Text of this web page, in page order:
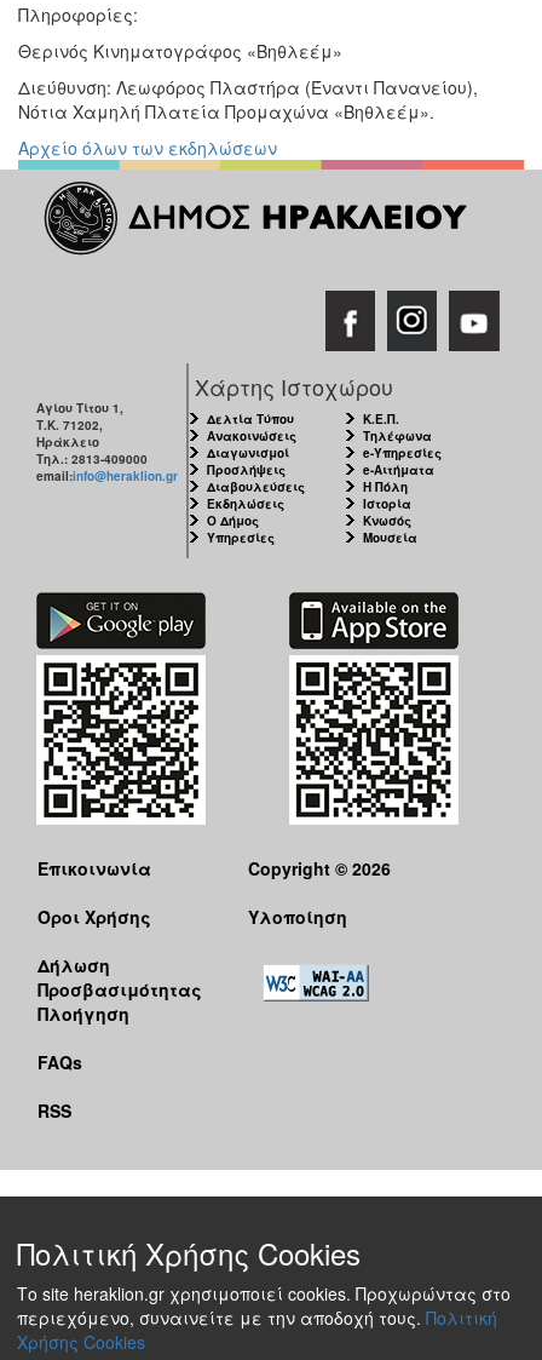
Πληροφορίες:
Θερινός Κινηματογράφος «Βηθλεέμ»
Διεύθυνση: Λεωφόρος Πλαστήρα (Έναντι Πανανείου),
Νότια Χαμηλή Πλατεία Προμαχώνα «Βηθλεέμ».
Αρχείο όλων των εκδηλώσεων
Αγίου Τίτου 1,
Τ.Κ. 71202,
Ηράκλειο
Τηλ.: 2813-409000
email:info@heraklion.gr
Χάρτης Ιστοχώρου
Δελτία Τύπου
Ανακοινώσεις
Διαγωνισμοί
Προσλήψεις
Διαβουλεύσεις
Εκδηλώσεις
Ο Δήμος
Υπηρεσίες
Κ.Ε.Π.
Τηλέφωνα
e-Υπηρεσίες
e-Αιτήματα
Η Πόλη
Ιστορία
Κνωσός
Μουσεία
Επικοινωνία
Όροι Χρήσης
Δήλωση
Προσβασιμότητας
Πλοήγηση
FAQs
RSS
Copyright © 2026
Υλοποίηση
Πολιτική Χρήσης Cookies
Το site heraklion.gr χρησιμοποιεί cookies. Προχωρώντας στο
περιεχόμενο, συναινείτε με την αποδοχή τους. Πολιτική
Χρήσης Cookies